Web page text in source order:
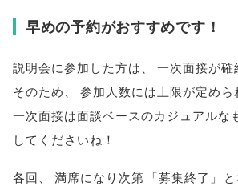
早めの予約がおすすめです！
説明会に参加した方は 一次面接が確
そのため
参加人数には上限が定めら
一次面接は面談ベースのカジュアルな
してくださいね！
各回 満席になり次第 「募集終了 」